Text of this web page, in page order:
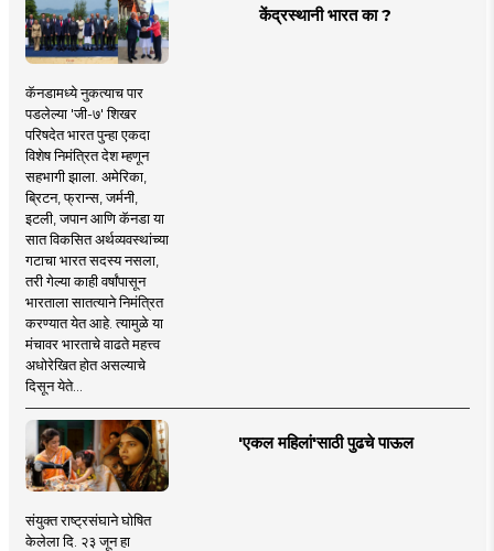
केंद्रस्थानी भारत का ?
कॅनडामध्ये नुकत्याच पार
पडलेल्या 'जी-७' शिखर
परिषदेत भारत पुन्हा एकदा
विशेष निमंत्रित देश म्हणून
सहभागी झाला. अमेरिका,
ब्रिटन, फ्रान्स, जर्मनी,
इटली, जपान आणि कॅनडा या
सात विकसित अर्थव्यवस्थांच्या
गटाचा भारत सदस्य नसला,
तरी गेल्या काही वर्षांपासून
भारताला सातत्याने निमंत्रित
करण्यात येत आहे. त्यामुळे या
मंचावर भारताचे वाढते महत्त्व
अधोरेखित होत असल्याचे
दिसून येते...
'एकल महिलां'साठी पुढचे पाऊल
संयुक्त राष्ट्रसंघाने घोषित
केलेला दि. २३ जून हा